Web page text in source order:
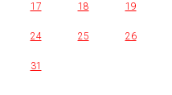
17 18 19
24 25 26
31